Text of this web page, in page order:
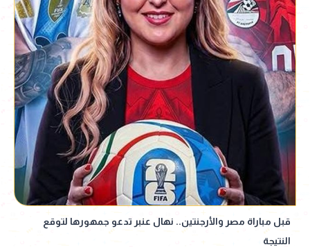
قبل مباراة مصر والأرجنتين.. نهال عنبر تدعو جمهورها لتوقع
النتيجة